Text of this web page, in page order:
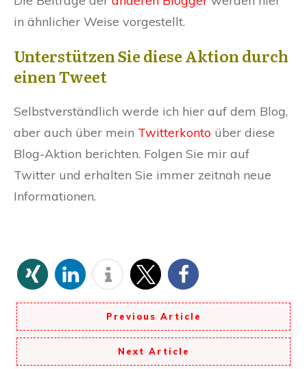
in ähnlicher Weise vorgestellt.
Unterstützen Sie diese Aktion durch
einen Tweet
Selbstverständlich werde ich hier auf dem Blog,
aber auch über mein Twitterkonto über diese
Blog-Aktion berichten. Folgen Sie mir auf
Twitter und erhalten Sie immer zeitnah neue
Informationen.
Previous Article
Next Article